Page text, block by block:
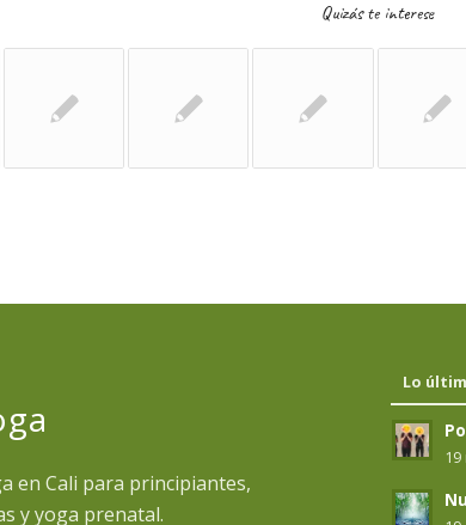
Quizás te interese
en Cali para principiantes,
y yoga prenatal.
Lo